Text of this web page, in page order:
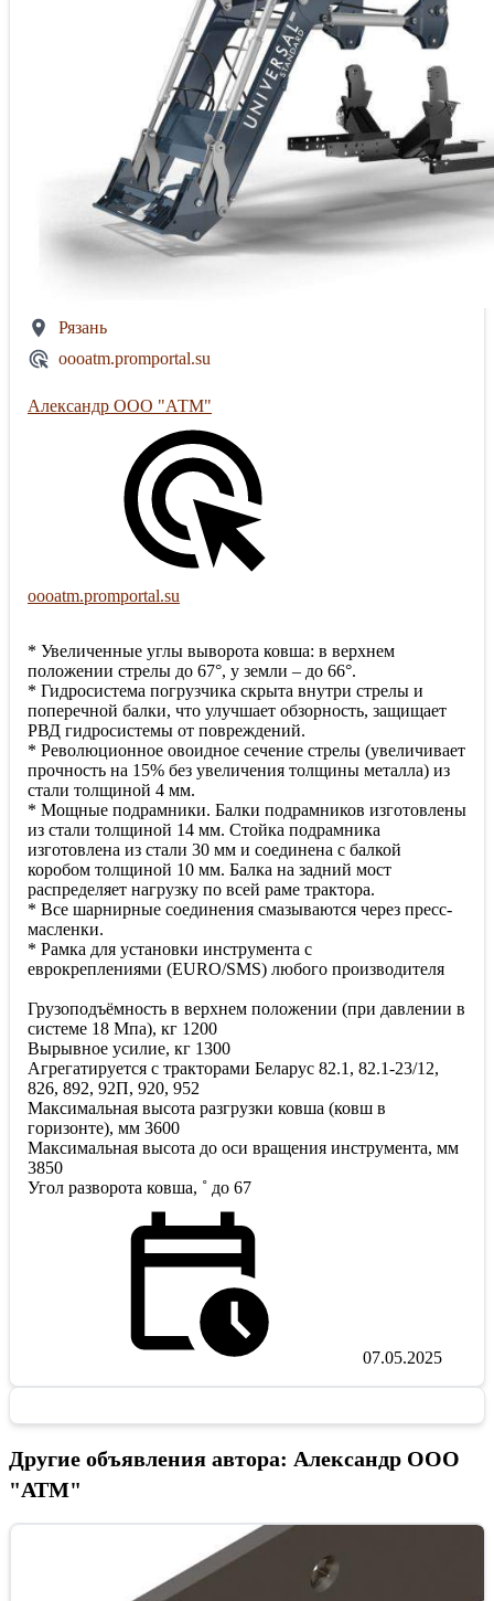
Рязань
oooatm.promportal.su
Александр ООО "АТМ"
oooatm.promportal.su
* Увеличенные углы выворота ковша: в верхнем
положении стрелы до 67°, у земли – до 66°.
* Гидросистема погрузчика скрыта внутри стрелы и
поперечной балки, что улучшает обзорность, защищает
РВД гидросистемы от повреждений.
* Революционное овоидное сечение стрелы (увеличивает
прочность на 15% без увеличения толщины металла) из
стали толщиной 4 мм.
* Мощные подрамники. Балки подрамников изготовлены
из стали толщиной 14 мм. Стойка подрамника
изготовлена из стали 30 мм и соединена с балкой
коробом толщиной 10 мм. Балка на задний мост
распределяет нагрузку по всей раме трактора.
* Все шарнирные соединения смазываются через пресс-
масленки.
* Рамка для установки инструмента с
еврокреплениями (EURO/SMS) любого производителя
Грузоподъёмность в верхнем положении (при давлении в
системе 18 Мпа), кг 1200
Вырывное усилие, кг 1300
Агрегатируется с тракторами Беларус 82.1, 82.1-23/12,
826, 892, 92П, 920, 952
Максимальная высота разгрузки ковша (ковш в
горизонте), мм 3600
Максимальная высота до оси вращения инструмента, мм
3850
Угол разворота ковша, ˚ до 67
07.05.2025
Другие объявления автора: Александр ООО
"АТМ"